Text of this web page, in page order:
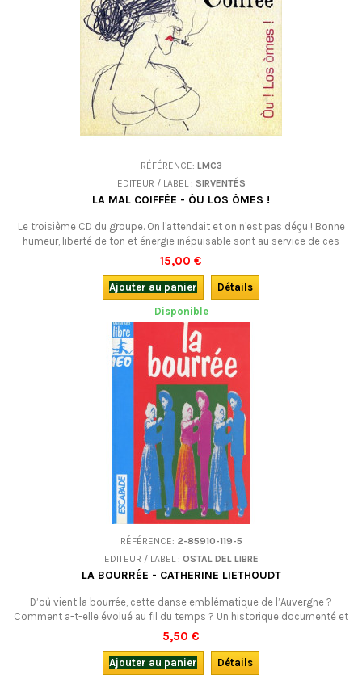
RÉFÉRENCE: LMC3
EDITEUR / LABEL : SIRVENTÉS
LA MAL COIFFÉE - ÒU LOS ÒMES !
Le troisième CD du groupe. On l'attendait et on n'est pas déçu ! Bonne
humeur, liberté de ton et énergie inépuisable sont au service de ces
chants populaires, mais aussi poèmes mis en musique, issus de
l'Occitanie.
15,00 €
Ajouter au panier
Détails
Disponible
RÉFÉRENCE: 2-85910-119-5
EDITEUR / LABEL : OSTAL DEL LIBRE
LA BOURRÉE - CATHERINE LIETHOUDT
D’où vient la bourrée, cette danse emblématique de l’Auvergne ?
Comment a-t-elle évolué au fil du temps ? Un historique documenté et
tonique, pour les amoureux des danses traditionnelles.
5,50 €
Ajouter au panier
Détails